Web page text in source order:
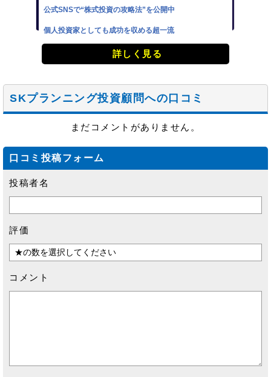
公式SNSで“株式投資の攻略法”を公開中
個人投資家としても成功を収める超一流
詳しく見る
SKプランニング投資顧問への口コミ
まだコメントがありません。
口コミ投稿フォーム
コメント
評価
投稿者名